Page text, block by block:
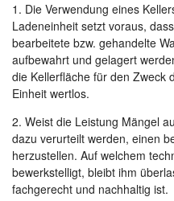
1. Die Verwendung eines
Ladeneinheit setzt voraus,
bearbeitete bzw. gehandelte
aufbewahrt und gelagert
die Kellerfläche für den Zweck
Einheit wertlos.
2. Weist die Leistung Mängel
dazu verurteilt werden, einen
herzustellen. Auf welchem
bewerkstelligt, bleibt ihm
fachgerecht und nachhaltig ist.